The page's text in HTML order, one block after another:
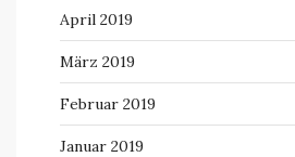
April 2019
März 2019
Februar 2019
Januar 2019